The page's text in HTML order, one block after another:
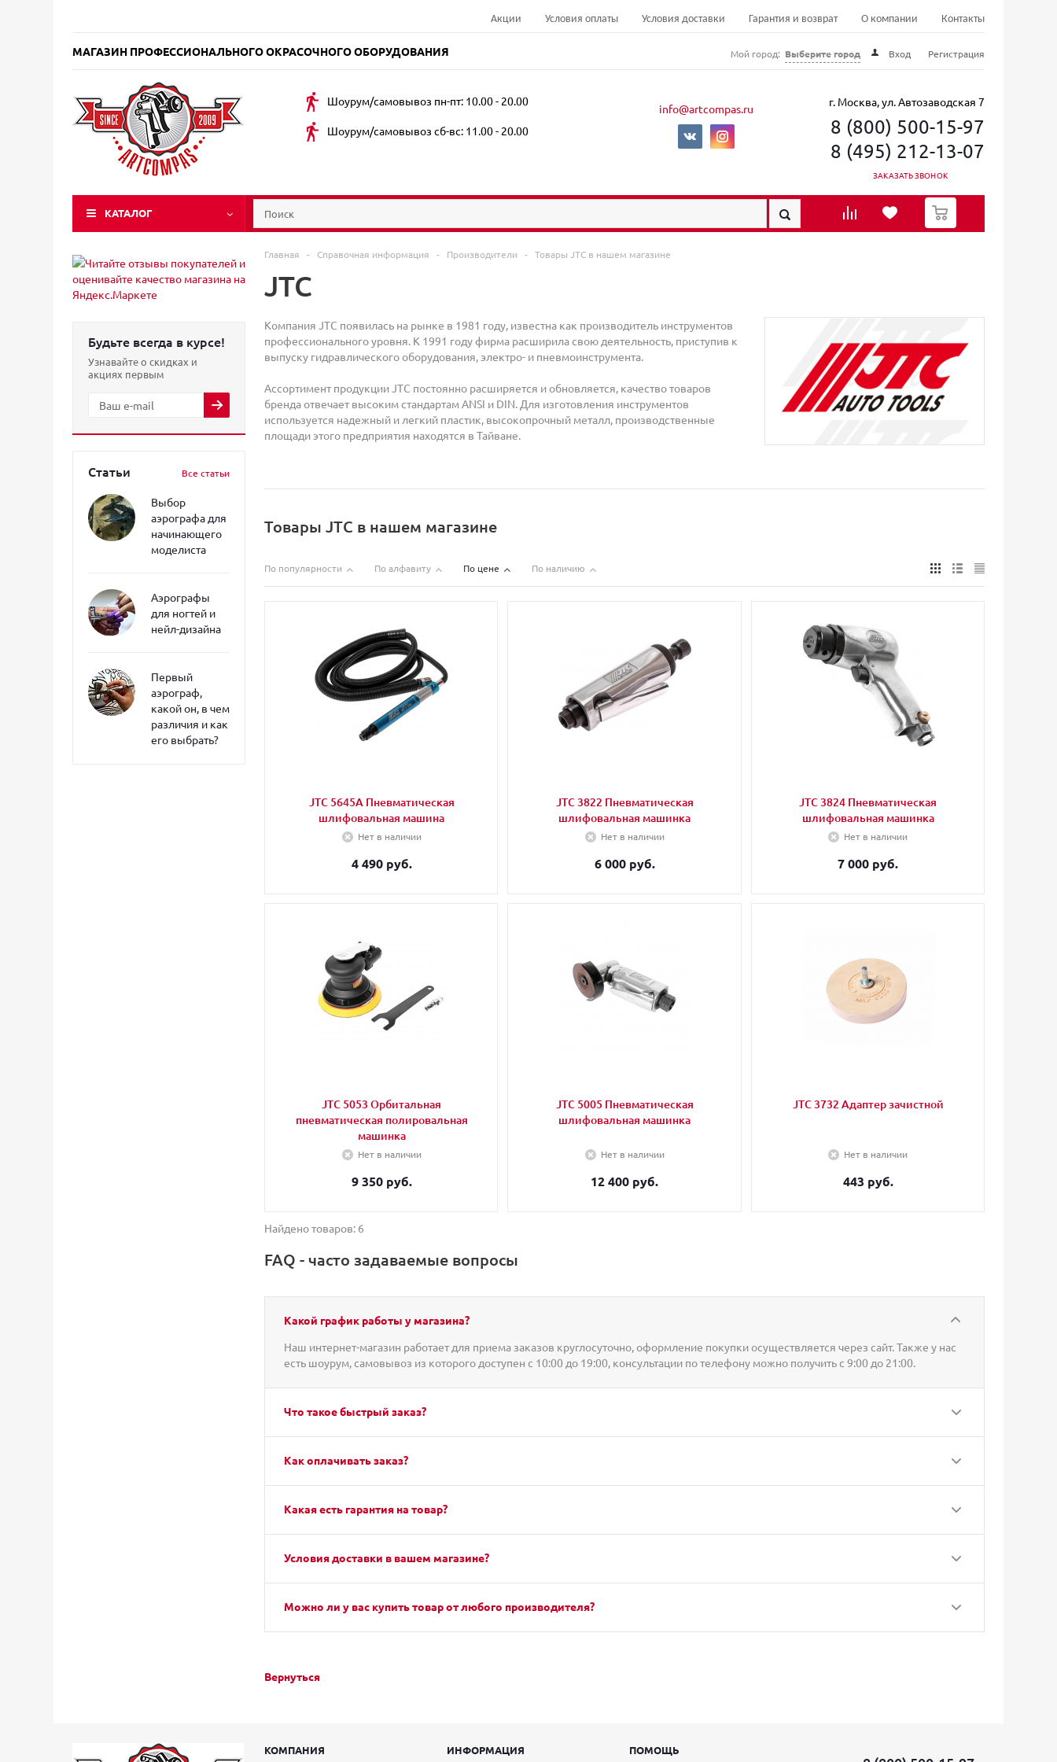
Акции Условия оплаты Условия доставки Гарантия и возврат О компании Контакты
МАГАЗИН ПРОФЕССИОНАЛЬНОГО ОКРАСОЧНОГО ОБОРУДОВАНИЯ Мой город: Выберите город Вход Регистрация
Шоурум/самовывоз пн-пт: 10.00 - 20.00
Шоурум/самовывоз сб-вс: 11.00 - 20.00
info@artcompas.ru г. Москва, ул. Автозаводская 7
8 (800) 500-15-97
8 (495) 212-13-07
ЗАКАЗАТЬ ЗВОНОК
КАТАЛОГ
0
Будьте всегда в курсе!
Узнавайте о скидках и
акциях первым
Статьи Все статьи
Выбор
аэрографа для
начинающего
моделиста
Аэрографы
для ногтей и
нейл-дизайна
Первый
аэрограф,
какой он, в чем
различия и как
его выбрать?
Главная - Справочная информация - Производители - Товары JTC в нашем магазине
JTC
Компания JTC появилась на рынке в 1981 году, известна как производитель инструментов
профессионального уровня. К 1991 году фирма расширила свою деятельность, приступив к
выпуску гидравлического оборудования, электро- и пневмоинструмента.
Ассортимент продукции JTC постоянно расширяется и обновляется, качество товаров
бренда отвечает высоким стандартам ANSI и DIN. Для изготовления инструментов
используется надежный и легкий пластик, высокопрочный металл, производственные
площади этого предприятия находятся в Тайване.
Товары JTC в нашем магазине
По популярности По алфавиту По цене По наличию
JTC 5645A Пневматическая
шлифовальная машина
Нет в наличии
4 490 руб.
JTC 3822 Пневматическая
шлифовальная машинка
Нет в наличии
6 000 руб.
JTC 3824 Пневматическая
шлифовальная машинка
Нет в наличии
7 000 руб.
JTC 5053 Орбитальная
пневматическая полировальная
машинка
Нет в наличии
9 350 руб.
JTC 5005 Пневматическая
шлифовальная машинка
Нет в наличии
12 400 руб.
JTC 3732 Адаптер зачистной
Нет в наличии
443 руб.
Найдено товаров: 6
FAQ - часто задаваемые вопросы
Какой график работы у магазина?
Наш интернет-магазин работает для приема заказов круглосуточно, оформление покупки осуществляется через сайт. Также у нас
есть шоурум, самовывоз из которого доступен с 10:00 до 19:00, консультации по телефону можно получить с 9:00 до 21:00.
Что такое быстрый заказ?
Как оплачивать заказ?
Какая есть гарантия на товар?
Условия доставки в вашем магазине?
Можно ли у вас купить товар от любого производителя?
Вернуться
КОМПАНИЯ ИНФОРМАЦИЯ ПОМОЩЬ